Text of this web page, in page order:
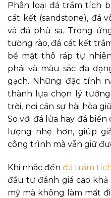
Phân loại đá trầm tích
cát kết (sandstone), đá
và đá phù sa. Trong
tường rào, đá cát kết
bề mặt thô ráp tự
phải và màu sắc đa
gạch. Những đặc tính
thành lựa chọn lý
trời, nơi cần sự hài hòa
So với đá lửa hay đá
lượng nhẹ hơn, giúp
công trình mà vẫn giữ
Khi nhắc đến đá trầm
đầu tư đánh giá cao
mỹ mà không làm mất